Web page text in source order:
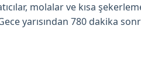
molalar ve kısa
yarısından 780 dakika